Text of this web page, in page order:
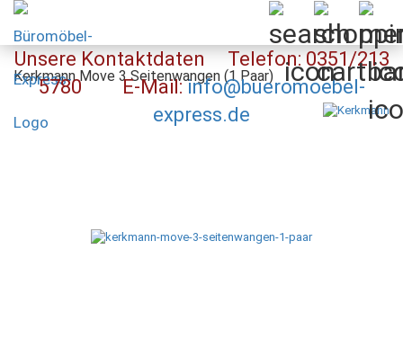
Unsere Kontaktdaten Telefon: 0351/213
5780 E-Mail:info@bueromoebel-
express.de
Kerkmann Move 3 Seitenwangen (1 Paar)